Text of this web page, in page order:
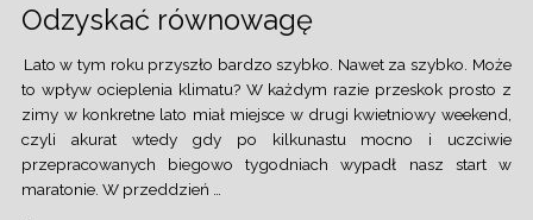
Odzyskać równowagę
Lato w tym roku przyszło bardzo szybko. Nawet za szybko. Może
to wpływ ocieplenia klimatu? W każdym razie przeskok prosto z
zimy w konkretne lato miał miejsce w drugi kwietniowy weekend,
czyli akurat wtedy gdy po kilkunastu mocno i uczciwie
przepracowanych biegowo tygodniach wypadł nasz start w
maratonie. W przeddzień …